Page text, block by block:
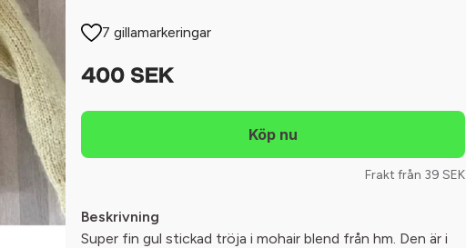
7 gillamarkeringar
400 SEK
Frakt från 39 SEK
Beskrivning
Super fin gul stickad tröja i mohair blend från hm. Den är i